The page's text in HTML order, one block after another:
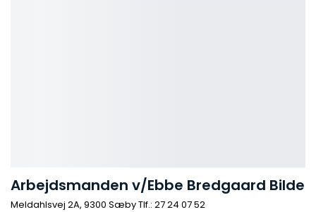
Arbejdsmanden v/Ebbe Bredgaard Bilde
Meldahlsvej 2A, 9300 Sæby Tlf.: 27 24 07 52